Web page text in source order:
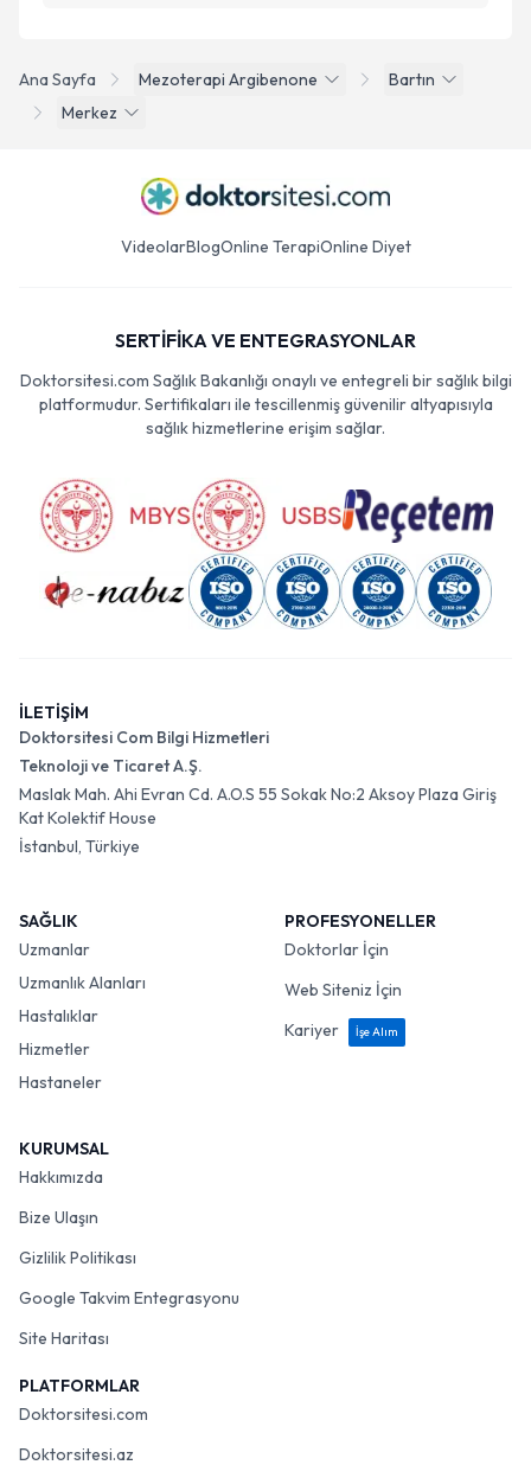
Ana Sayfa Mezoterapi Argibenone
Bartın
Merkez
VideolarBlogOnline TerapiOnline Diyet
SERTİFİKA VE ENTEGRASYONLAR
Doktorsitesi.com Sağlık Bakanlığı onaylı ve entegreli bir sağlık bilgi
platformudur. Sertifikaları ile tescillenmiş güvenilir altyapısıyla
sağlık hizmetlerine erişim sağlar.
İLETİŞİM
Doktorsitesi Com Bilgi Hizmetleri
Teknoloji ve Ticaret A.Ş.
Maslak Mah. Ahi Evran Cd. A.O.S 55 Sokak No:2 Aksoy Plaza Giriş
Kat Kolektif House
İstanbul, Türkiye
SAĞLIK
Uzmanlar
Uzmanlık Alanları
Hastalıklar
Hizmetler
Hastaneler
PROFESYONELLER
Doktorlar İçin
Web Siteniz İçin
Kariyer
İşe Alım
KURUMSAL
Hakkımızda
Bize Ulaşın
Gizlilik Politikası
Google Takvim Entegrasyonu
Site Haritası
PLATFORMLAR
Doktorsitesi.com
Doktorsitesi.az